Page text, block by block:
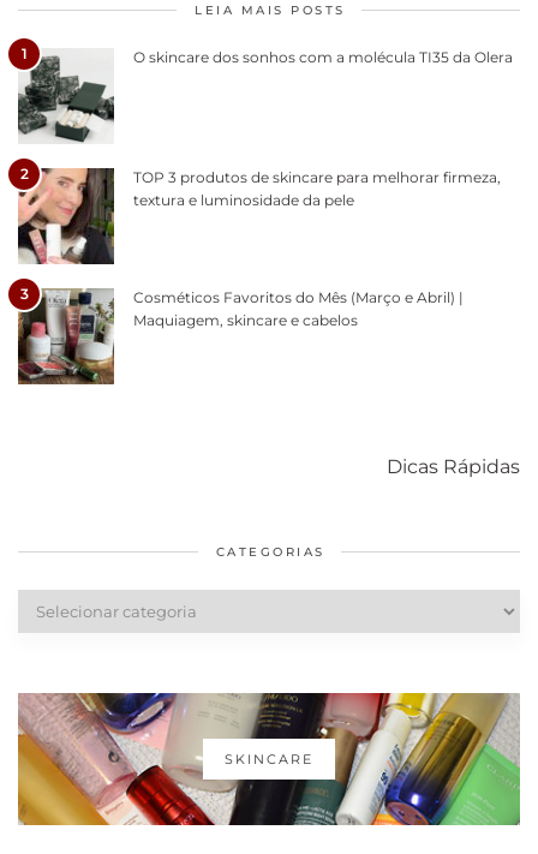
LEIA MAIS POSTS
1 O skincare dos sonhos com a molécula TI35 da Olera
2
TOP 3 produtos de skincare para melhorar firmeza,
textura e luminosidade da pele
3
Cosméticos Favoritos do Mês (Março e Abril) |
Maquiagem, skincare e cabelos
Dicas Rápidas
diários
cabelos
CATEGORIAS
SKINCARE